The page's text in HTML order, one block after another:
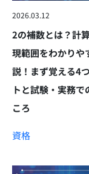
2026.03.12
2の補数とは？計
現範囲をわかりや
説！まず覚える4
トと試験・実務で
ころ
資格